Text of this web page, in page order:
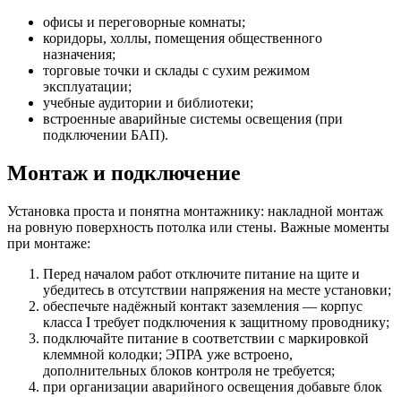
офисы и переговорные комнаты;
коридоры, холлы, помещения общественного
назначения;
торговые точки и склады с сухим режимом
эксплуатации;
учебные аудитории и библиотеки;
встроенные аварийные системы освещения (при
подключении БАП).
Монтаж и подключение
Установка проста и понятна монтажнику: накладной монтаж
на ровную поверхность потолка или стены. Важные моменты
при монтаже:
Перед началом работ отключите питание на щите и
убедитесь в отсутствии напряжения на месте установки;
обеспечьте надёжный контакт заземления — корпус
класса I требует подключения к защитному проводнику;
подключайте питание в соответствии с маркировкой
клеммной колодки; ЭПРА уже встроено,
дополнительных блоков контроля не требуется;
при организации аварийного освещения добавьте блок